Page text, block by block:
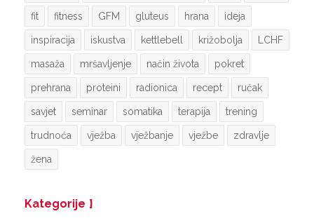
fit fitness GFM gluteus hrana ideja
inspiracija iskustva kettlebell križobolja LCHF
masaža mršavljenje način života pokret
prehrana proteini radionica recept ručak
savjet seminar somatika terapija trening
trudnoća vježba vježbanje vježbe zdravlje
žena
Kategorije